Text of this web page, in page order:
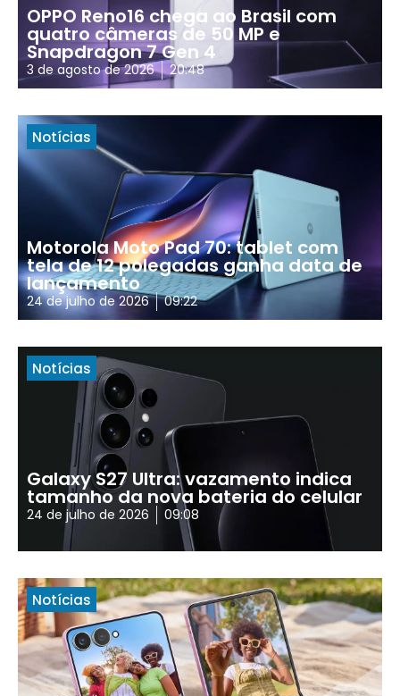
OPPO Reno16 chega ao Brasil com
quatro câmeras de 50 MP e
Snapdragon 7 Gen 4
3 de agosto de 2026 20:48
Notícias
Motorola Moto Pad 70: tablet com
tela de 12 polegadas ganha data de
lançamento
24 de julho de 2026 09:22
Notícias
Galaxy S27 Ultra: vazamento indica
tamanho da nova bateria do celular
24 de julho de 2026 09:08
Notícias